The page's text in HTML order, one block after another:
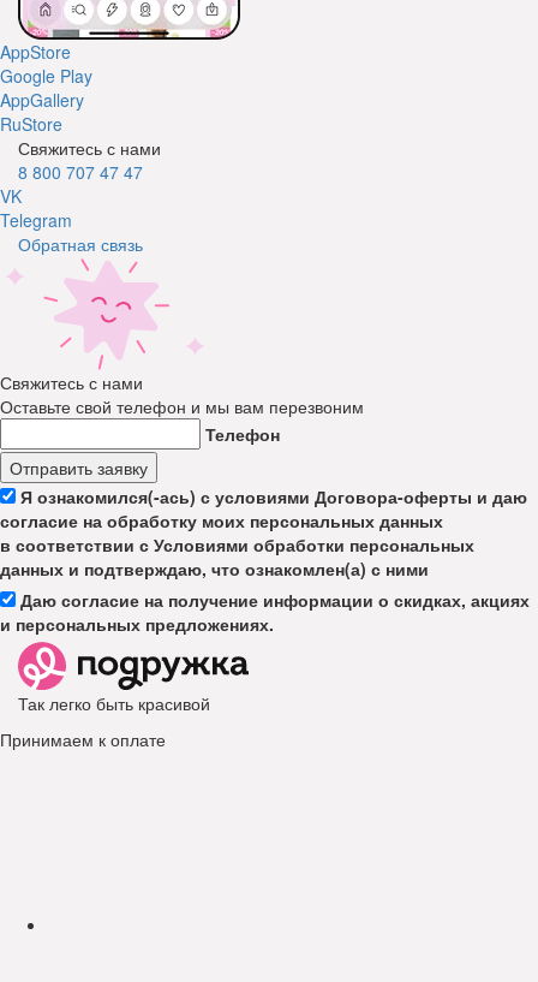
AppStore
Google Play
AppGallery
RuStore
Свяжитесь с нами
8 800 707 47 47
VK
Telegram
Обратная связь
Свяжитесь с нами
Оставьте свой телефон и мы вам перезвоним
Телефон
Отправить заявку
Я ознакомился(-ась) с условиями Договора-оферты и даю
согласие на обработку моих персональных данных
в соответствии с Условиями обработки персональных
данных и подтверждаю, что ознакомлен(а) с ними
Даю согласие на получение информации о скидках, акциях
и персональных предложениях.
Так легко быть красивой
Принимаем к оплате